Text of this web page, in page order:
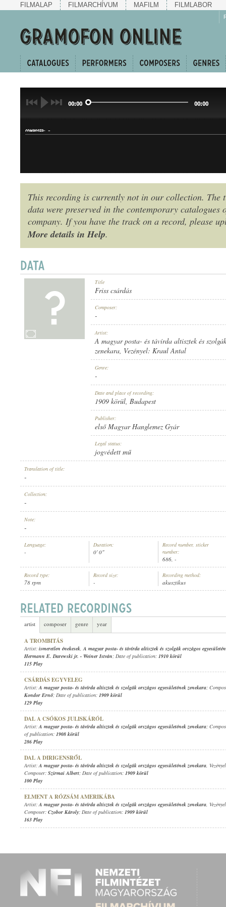
FILMALAP FILMARCHÍVUM MAFILM FILMLABOR
00:00 00:00
ARTIST:
COMPOSER: -
GENRE:
ELSŐ MAGYAR HANGLEMEZ GYÁR
This recording is currently not in our collection. The
data were preserved in the contemporary catalogues
company. If you have the track on a record, please
More details in Help.
Title
Friss csárdás
Composer:
-
Artist:
A magyar posta- és távírda altisztek és
zenekara, Vezényel: Kraul Antal
Genre:
-
Date and place of recording:
1909 körül, Budapest
Publisher:
első Magyar Hanglemez Gyár
Legal status:
jogvédett mű
Translation of title:
-
Collection:
-
Note:
-
Language:
-
Duration:
0' 0"
Record number, sticker
number:
686, -
Record type:
78 rpm
Record size:
-
Recording method:
akusztikus
artist composer genre year
A TROMBITÁS
Artist: ismeretlen énekesek,A magyar posta- és távírda altisztek és szolgák országos
Hermann E. Darewski jr. - Weiner István; Date of publication: 1910 körül
115 Play
CSÁRDÁS EGYVELEG
Artist:A magyar posta- és távírda altisztek és szolgák országos egyesületének zenekara;
Kondor Ernő; Date of publication: 1909 körül
129 Play
DAL A CSÓKOS JULISKÁRÓL
Artist:A magyar posta- és távírda altisztek és szolgák országos egyesületének zenekara;
of publication: 1908 körül
286 Play
DAL A DIRIGENSRŐL
Artist:A magyar posta- és távírda altisztek és szolgák országos egyesületének zenekara,
Composer: Szirmai Albert; Date of publication: 1909 körül
100 Play
ELMENT A RÓZSÁM AMERIKÁBA
Artist:A magyar posta- és távírda altisztek és szolgák országos egyesületének zenekara,
Composer: Czobor Károly; Date of publication: 1909 körül
163 Play